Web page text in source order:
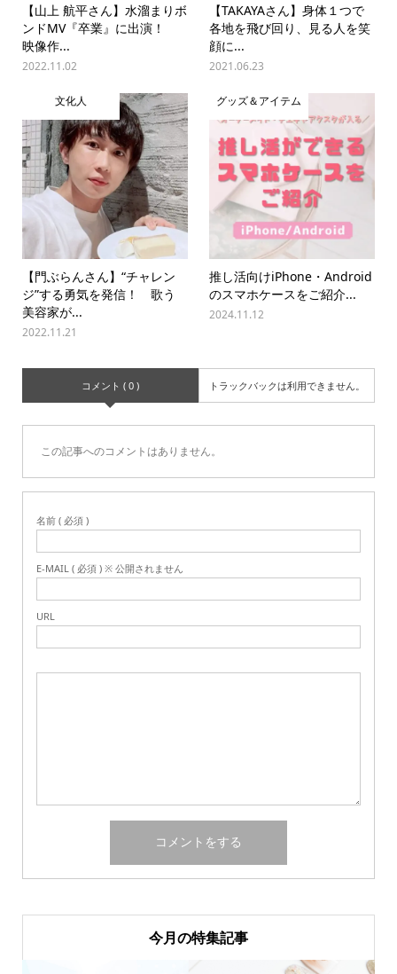
【山上 航平さん】水溜まりボ
ンドMV『卒業』に出演！
映像作...
2022.11.02
【TAKAYAさん】身体１つで
各地を飛び回り、見る人を笑
顔に...
2021.06.23
文化人
【門ぶらんさん】“チャレン
ジ”する勇気を発信！ 歌う
美容家が...
2022.11.21
グッズ＆アイテム
推し活向けiPhone・Android
のスマホケースをご紹介...
2024.11.12
コメント ( 0 ) トラックバックは利用できません。
この記事へのコメントはありません。
名前 ( 必須 )
E-MAIL ( 必須 ) ※ 公開されません
URL
今月の特集記事